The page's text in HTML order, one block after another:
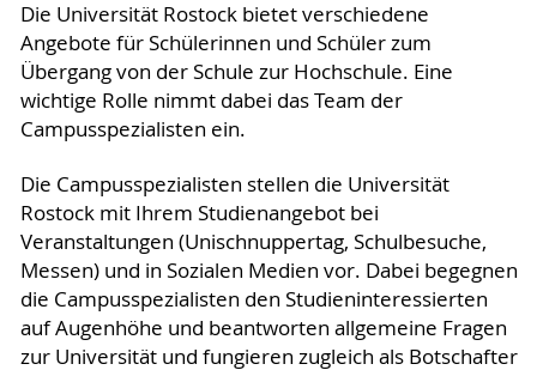
Die Universität Rostock bietet verschiedene
Angebote für Schülerinnen und Schüler zum
Übergang von der Schule zur Hochschule. Eine
wichtige Rolle nimmt dabei das Team der
Campusspezialisten ein.
Die Campusspezialisten stellen die Universität
Rostock mit Ihrem Studienangebot bei
Veranstaltungen (Unischnuppertag, Schulbesuche,
Messen) und in Sozialen Medien vor. Dabei begegnen
die Campusspezialisten den Studieninteressierten
auf Augenhöhe und beantworten allgemeine Fragen
zur Universität und fungieren zugleich als Botschafter